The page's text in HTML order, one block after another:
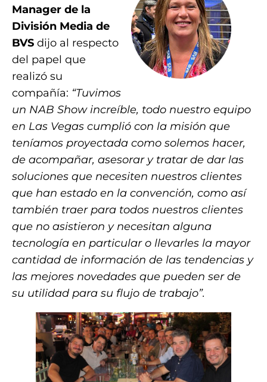
Manager de la
División Media de
BVS dijo al respecto
del papel que
realizó su
compañía: “Tuvimos
un NAB Show increíble, todo nuestro equipo
en Las Vegas cumplió con la misión que
teníamos proyectada como solemos hacer,
de acompañar, asesorar y tratar de dar las
soluciones que necesiten nuestros clientes
que han estado en la convención, como así
también traer para todos nuestros clientes
que no asistieron y necesitan alguna
tecnología en particular o llevarles la mayor
cantidad de información de las tendencias y
las mejores novedades que pueden ser de
su utilidad para su flujo de trabajo”.